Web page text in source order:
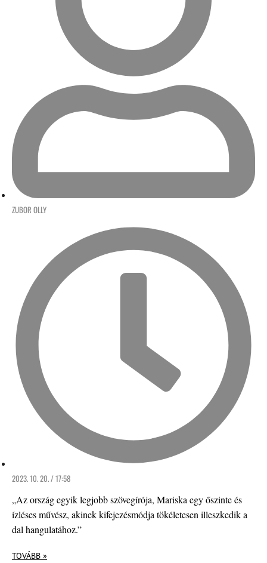
ZUBOR OLLY
2023. 10. 20. / 17:58
„Az ország egyik legjobb szövegírója, Mariska egy őszinte és
ízléses művész, akinek kifejezésmódja tökéletesen illeszkedik a
dal hangulatához.”
TOVÁBB »